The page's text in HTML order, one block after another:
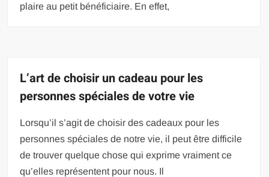
plaire au petit bénéficiaire. En effet,
L’art de choisir un cadeau pour les
personnes spéciales de votre vie
Lorsqu’il s’agit de choisir des cadeaux pour les
personnes spéciales de notre vie, il peut être difficile
de trouver quelque chose qui exprime vraiment ce
qu’elles représentent pour nous. Il